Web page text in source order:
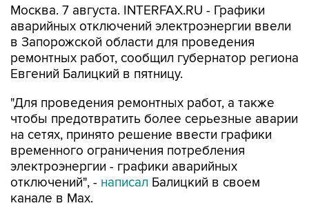
в Запорожской области для проведения
ремонтных работ, сообщил губернатор региона
Евгений Балицкий в пятницу.
"Для проведения ремонтных работ, а также
на сетях, принято решение ввести графики
временного ограничения потребления
электроэнергии - графики аварийных
отключений", -написалБалицкий в своем
канале в Max.
По его словам, электроснабжение